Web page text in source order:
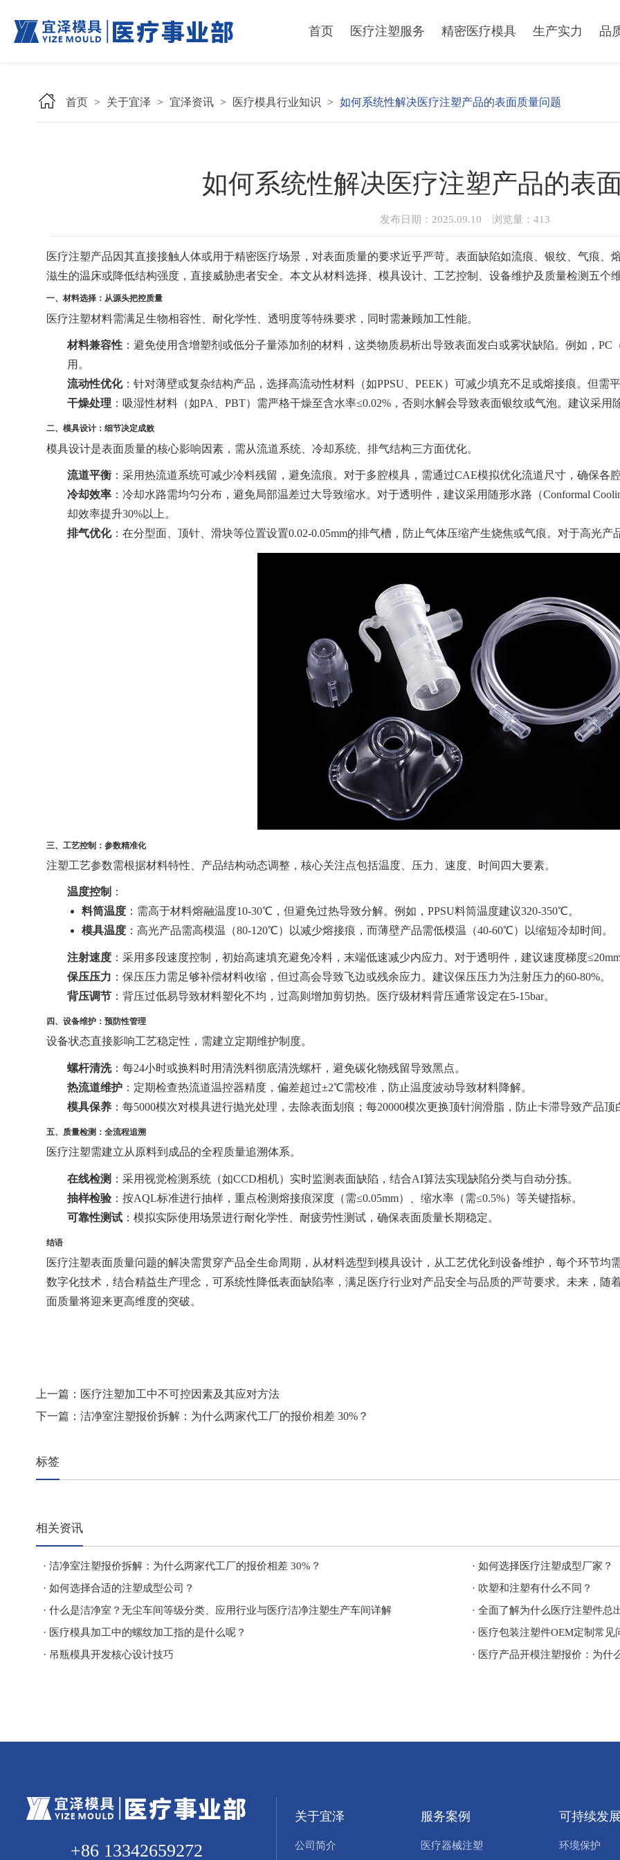
首页 医疗注塑服务 精密医疗模具 生产实力 品
首页 > 关于宜泽 > 宜泽资讯 > 医疗模具行业知识 > 如何系统性解决医疗注塑产品的表面质量问题
如何系统性解决医疗注塑产品的表
发布日期：2025.09.10 浏览量： 413
医疗注塑产品因其直接接触人体或用于精密医疗场景，对表面质量的要求近乎严苛。表面缺陷如流痕、银纹、气痕、
滋生的温床或降低结构强度，直接威胁患者安全。本文从材料选择、模具设计、工艺控制、设备维护及质量检测五个
一、材料选择：从源头把控质量
医疗注塑材料需满足生物相容性、耐化学性、透明度等特殊要求，同时需兼顾加工性能。
材料兼容性 ：避免使用含增塑剂或低分子量添加剂的材料，这类物质易析出导致表面发白或雾状缺陷。例如，
用。
流动性优化：针对薄壁或复杂结构产品，选择高流动性材料（如PPSU、PEEK）可减少填充不足或熔接痕。但需
干燥处理 ：吸湿性材料（如PA、PBT）需严格干燥至含水率≤0.02%，否则水解会导致表面银纹或气泡。建议采用
二、模具设计：细节决定成败
模具设计是表面质量的核心影响因素，需从流道系统、冷却系统、排气结构三方面优化。
流道平衡 ：采用热流道系统可减少冷料残留，避免流痕。对于多腔模具，需通过CAE模拟优化流道尺寸，确保各
冷却效率 ：冷却水路需均匀分布，避免局部温差过大导致缩水。对于透明件，建议采用随形水路（Conformal
却效率提升30%以上。
排气优化：在分型面、顶针、滑块等位置设置0.02-0.05mm的排气槽，防止气体压缩产生烧焦或气痕。对于高光产
三、工艺控制：参数精准化
注塑工艺参数需根据材料特性、产品结构动态调整，核心关注点包括温度、压力、速度、时间四大要素。
温度控制 ：
料筒温度 ：需高于材料熔融温度10-30℃，但避免过热导致分解。例如，PPSU料筒温度建议320-350℃。
模具温度 ：高光产品需高模温（80-120℃）以减少熔接痕，而薄壁产品需低模温（40-60℃）以缩短冷却时间。
注射速度 ：采用多段速度控制，初始高速填充避免冷料，末端低速减少内应力。对于透明件，建议速度梯度≤20mm/
保压压力 ：保压压力需足够补偿材料收缩，但过高会导致飞边或残余应力。建议保压压力为注射压力的60-80%。
背压调节 ：背压过低易导致材料塑化不均，过高则增加剪切热。医疗级材料背压通常设定在5-15bar。
四、设备维护：预防性管理
设备状态直接影响工艺稳定性，需建立定期维护制度。
螺杆清洗：每24小时或换料时用清洗料彻底清洗螺杆，避免碳化物残留导致黑点。
热流道维护 ：定期检查热流道温控器精度，偏差超过±2℃需校准，防止温度波动导致材料降解。
模具保养 ：每5000模次对模具进行抛光处理，去除表面划痕；每20000模次更换顶针润滑脂，防止卡滞导致产品顶
五、质量检测：全流程追溯
医疗注塑需建立从原料到成品的全程质量追溯体系。
在线检测 ：采用视觉检测系统（如CCD相机）实时监测表面缺陷，结合AI算法实现缺陷分类与自动分拣。
抽样检验 ：按AQL标准进行抽样，重点检测熔接痕深度（需≤0.05mm）、缩水率（需≤0.5%）等关键指标。
可靠性测试 ：模拟实际使用场景进行耐化学性、耐疲劳性测试，确保表面质量长期稳定。
结语
医疗注塑表面质量问题的解决需贯穿产品全生命周期，从材料选型到模具设计，从工艺优化到设备维护，每个环节均
数字化技术，结合精益生产理念，可系统性降低表面缺陷率，满足医疗行业对产品安全与品质的严苛要求。未来，随
面质量将迎来更高维度的突破。
上一篇： 医疗注塑加工中不可控因素及其应对方法
下一篇： 洁净室注塑报价拆解：为什么两家代工厂的报价相差 30%？
标签
相关资讯
· 洁净室注塑报价拆解：为什么两家代工厂的报价相差 30%？
· 如何选择医疗注塑成型厂家？
· 如何选择合适的注塑成型公司？
· 吹塑和注塑有什么不同？
· 什么是洁净室？无尘车间等级分类、应用行业与医疗洁净注塑生产车间详解
· 全面了解为什么医疗注塑件总
· 医疗模具加工中的螺纹加工指的是什么呢？
· 医疗包装注塑件OEM定制常见
· 吊瓶模具开发核心设计技巧
· 医疗产品开模注塑报价：为什
+86 13342659272
关于宜泽
公司简介
服务案例
医疗器械注塑
可持续发展
环境保护